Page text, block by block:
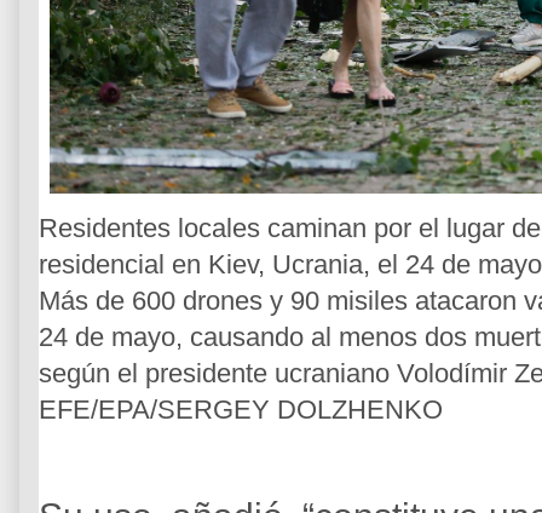
Residentes locales caminan por el lugar
residencial en Kiev, Ucrania, el 24 de
Más de 600 drones y 90 misiles atacaron
24 de mayo, causando al menos dos
según el presidente ucraniano Volodímir
EFE/EPA/SERGEY DOLZHENKO